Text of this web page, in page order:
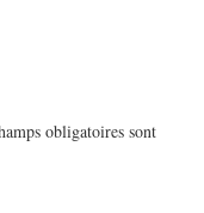
obligatoires sont